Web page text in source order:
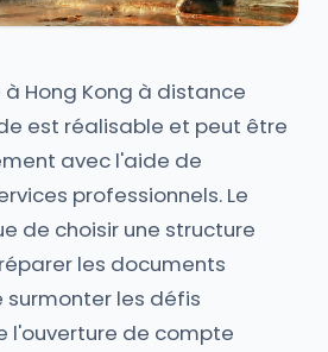
Hong Kong à distance
est réalisable et peut être
avec l'aide de
professionnels. Le
de choisir une structure
les documents
les défis
l'ouverture de compte